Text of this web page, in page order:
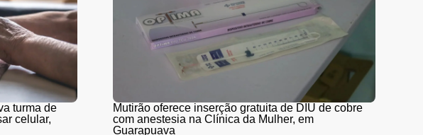
turma de
celular,
Mutirão oferece inserção gratuita de DIU de cobre
com anestesia na Clínica da Mulher, em
Guarapuava